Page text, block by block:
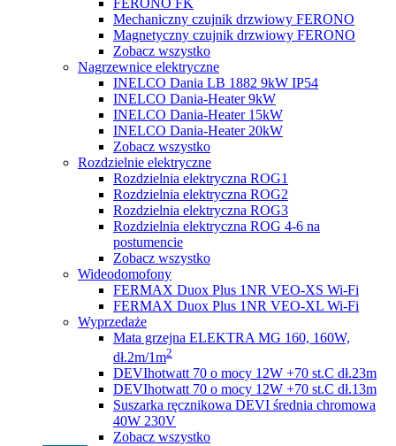
FERONO FK
Mechaniczny czujnik drzwiowy FERONO
Magnetyczny czujnik drzwiowy FERONO
Zobacz wszystko
Nagrzewnice elektryczne
INELCO Dania LB 1882 9kW IP54
INELCO Dania-Heater 9kW
INELCO Dania-Heater 15kW
INELCO Dania-Heater 20kW
Zobacz wszystko
Rozdzielnie elektryczne
Rozdzielnia elektryczna ROG1
Rozdzielnia elektryczna ROG2
Rozdzielnia elektryczna ROG3
Rozdzielnia elektryczna ROG 4-6 na
postumencie
Zobacz wszystko
Wideodomofony
FERMAX Duox Plus 1NR VEO-XS Wi-Fi
FERMAX Duox Plus 1NR VEO-XL Wi-Fi
Wyprzedaże
Mata grzejna ELEKTRA MG 160, 160W,
dł.2m/1m2
DEVIhotwatt 70 o mocy 12W +70 st.C dł.23m
DEVIhotwatt 70 o mocy 12W +70 st.C dł.13m
Suszarka ręcznikowa DEVI średnia chromowa
40W 230V
Zobacz wszystko